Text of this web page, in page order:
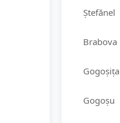
Ștefănel
Brabova
Gogoșița
Gogoșu